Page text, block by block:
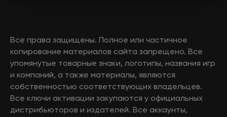
Все права защищены. Полное или частичное
копирование материалов сайта запрещено. Все
упомянутые товарные знаки, логотипы, названия игр
и компаний, а также материалы, являются
собственностью соответствующих владельцев.
Все ключи активации закупаются у официальных
дистрибьюторов и издателей. Все аккаунты,